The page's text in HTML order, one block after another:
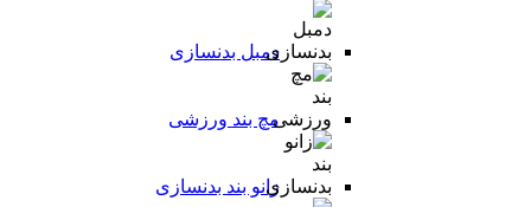
دمبل بدنسازی
مچ بند ورزشی
زانو بند بدنسازی